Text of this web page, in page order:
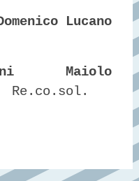
Lucano
Maiolo